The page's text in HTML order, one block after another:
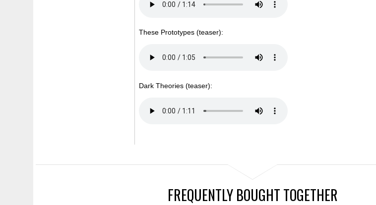
These Prototypes (teaser):
Dark Theories (teaser):
FREQUENTLY BOUGHT TOGETHER